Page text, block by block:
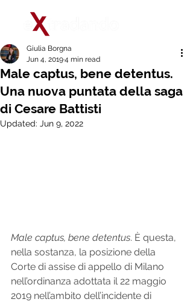
Male captus, bene detentus.
Una nuova puntata della saga
di Cesare Battisti
Giulia Borgna
Jun 4, 20194 min read
Updated: Jun 9, 2022
Male captus, bene detentus. È questa,
nella sostanza, la posizione della
Corte di assise di appello di Milano
nell’ordinanza adottata il 22 maggio
2019 nell’ambito dell’incidente di